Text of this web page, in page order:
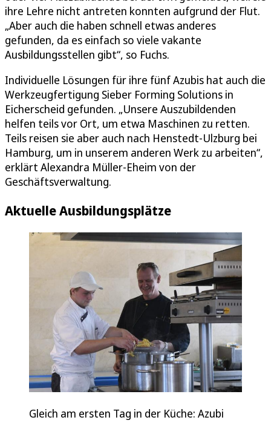
ihre Lehre nicht antreten konnten aufgrund der Flut.
„Aber auch die haben schnell etwas anderes
gefunden, da es einfach so viele vakante
Ausbildungsstellen gibt“, so Fuchs.
Individuelle Lösungen für ihre fünf Azubis hat auch die
Werkzeugfertigung Sieber Forming Solutions in
Eicherscheid gefunden. „Unsere Auszubildenden
helfen teils vor Ort, um etwa Maschinen zu retten.
Teils reisen sie aber auch nach Henstedt-Ulzburg bei
Hamburg, um in unserem anderen Werk zu arbeiten“,
erklärt Alexandra Müller-Eheim von der
Geschäftsverwaltung.
Aktuelle Ausbildungsplätze
Gleich am ersten Tag in der Küche: Azubi